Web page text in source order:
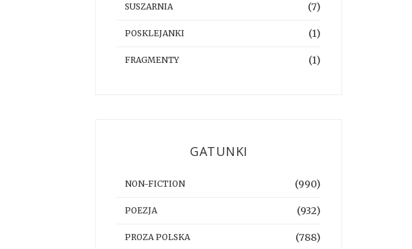
SUSZARNIA (7)
POSKLEJANKI (1)
FRAGMENTY (1)
GATUNKI
NON-FICTION (990)
POEZJA (932)
PROZA POLSKA (788)